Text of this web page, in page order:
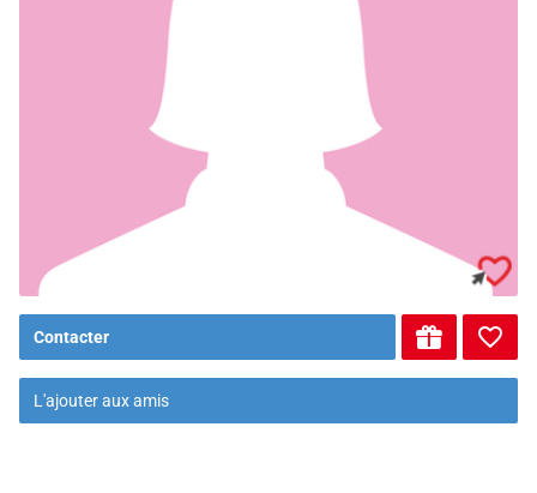
Contacter
L'ajouter aux amis